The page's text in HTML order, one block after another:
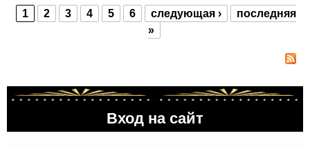
Страницы
1 2 3 4 5 6 следующая ›
последняя
»
Вход на сайт